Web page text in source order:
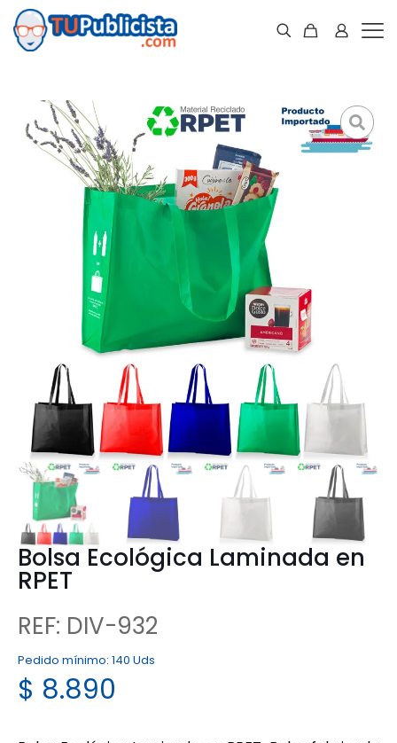
Bolsa Ecológica Laminada en
RPET
REF: DIV-932
Pedido mínimo: 140 Uds
$ 8.890